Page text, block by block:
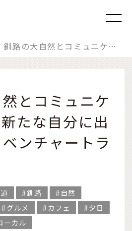
釧路の大自然とコミュニケーション。新たな自分に出合う「アドベンチャートラベル」
とコミュニケ
たな自分に出
ンチャートラ
釧路
自然
グルメ カフェ
夕日
ーカル